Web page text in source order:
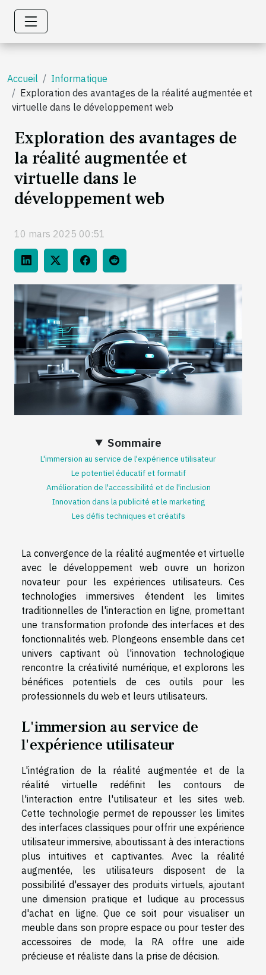
Accueil
Informatique
Exploration des avantages de la réalité augmentée et
virtuelle dans le développement web
Exploration des avantages de
la réalité augmentée et
virtuelle dans le
développement web
10 mars 2025 00:51
Sommaire
L'immersion au service de l'expérience utilisateur
Le potentiel éducatif et formatif
Amélioration de l'accessibilité et de l'inclusion
Innovation dans la publicité et le marketing
Les défis techniques et créatifs
La convergence de la réalité augmentée et virtuelle
avec le développement web ouvre un horizon
novateur pour les expériences utilisateurs. Ces
technologies immersives étendent les limites
traditionnelles de l'interaction en ligne, promettant
une transformation profonde des interfaces et des
fonctionnalités web. Plongeons ensemble dans cet
univers captivant où l'innovation technologique
rencontre la créativité numérique, et explorons les
bénéfices potentiels de ces outils pour les
professionnels du web et leurs utilisateurs.
L'immersion au service de
l'expérience utilisateur
L'intégration de la réalité augmentée et de la
réalité virtuelle redéfinit les contours de
l'interaction entre l'utilisateur et les sites web.
Cette technologie permet de repousser les limites
des interfaces classiques pour offrir une expérience
utilisateur immersive, aboutissant à des interactions
plus intuitives et captivantes. Avec la réalité
augmentée, les utilisateurs disposent de la
possibilité d'essayer des produits virtuels, ajoutant
une dimension pratique et ludique au processus
d'achat en ligne. Que ce soit pour visualiser un
meuble dans son propre espace ou pour tester des
accessoires de mode, la RA offre une aide
précieuse et réaliste dans la prise de décision.